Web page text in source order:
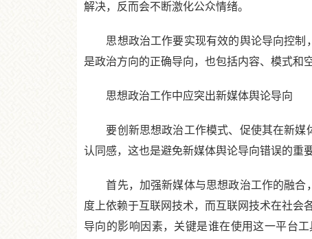
解决，反而会不断激化公众情绪。
思想政治工作要实现有效的舆论导向控制
是政治方向的正确导向，也包括内容、模式和
思想政治工作中应突出新媒体舆论导向
要创新思想政治工作模式、促使其在新媒
认同感，这也是避免新媒体舆论导向错误的重
首先，加强新媒体与思想政治工作的融合
度上依赖于互联网技术，而互联网技术在社会
导向的影响因素，关键是谁在使用这一平台